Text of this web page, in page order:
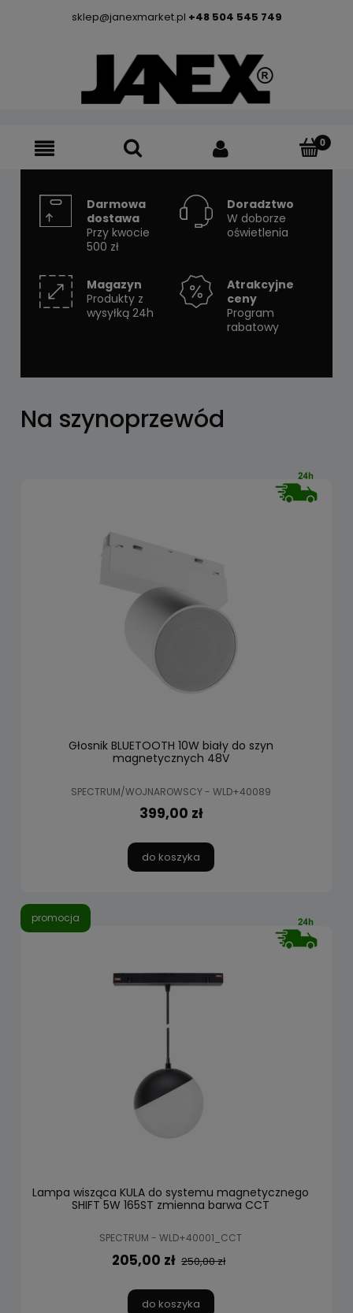
sklep@janexmarket.pl +48 504 545 749
Darmowa
dostawa
Przy kwocie
500 zł
Doradztwo
W doborze
oświetlenia
Magazyn
Produkty z
wysyłką 24h
Atrakcyjne
ceny
Program
rabatowy
Na szynoprzewód
Głosnik BLUETOOTH 10W biały do szyn
magnetycznych 48V
SPECTRUM/WOJNAROWSCY - WLD+40089
399,00 zł
do koszyka
Lampa wisząca KULA do systemu magnetycznego
SHIFT 5W 165ST zmienna barwa CCT
SPECTRUM - WLD+40001_CCT
205,00 zł 250,00 zł
do koszyka
promocja